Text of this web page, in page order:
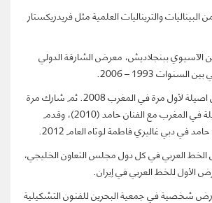
والتريناليات العلمية مثل فريدريكستار
ببنجلاديش، معرض الشارقة الدولي
1993 – 2006.
كما شارك في مهرجان اصيلة لأول مرة في المغرب 2008. ثم شارك مرة
أخرى في مهرجان أصيلة في المغرب مع الفنان حامد (2010)، وقدم
في دبي غاليري فاطمة لوتاه العام 2012.
العربي في كل دول مجلس التعاون الخليجي،
الأول للخط العربي في إيران.
شخصية في جمعية البحرين للفنون التشكيلية